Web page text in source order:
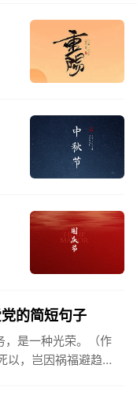
的简短句子
，是一种光荣。（作
以，岂因祸福避趋